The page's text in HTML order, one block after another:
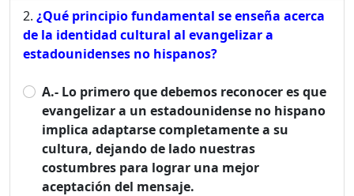
¿Qué principio fundamental se enseña acerca
de la identidad cultural al evangelizar a
estadounidenses no hispanos?
A.- Lo primero que debemos reconocer es que
evangelizar a un estadounidense no hispano
implica adaptarse completamente a su
cultura, dejando de lado nuestras
costumbres para lograr una mejor
aceptación del mensaje.